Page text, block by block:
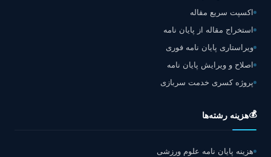
اکسپت سریع مقاله
استخراج مقاله از پایان نامه
ویراستاری پایان نامه فوری
اصلاح و ویرایش پایان نامه
پروژه کسری خدمت سربازی
💰هزینه رشته‌ها
هزینه پایان نامه علوم ورزشی